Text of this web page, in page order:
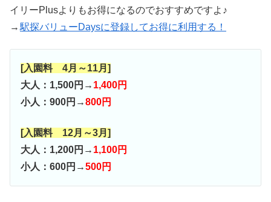
イリーPlusよりもお得になるのでおすすめですよ♪
→ 駅探バリューDaysに登録してお得に利用する！
[入園料 4月～11月]
大人：1,500円→ 1,400円
小人：900円→800円
[入園料 12月～3月]
大人：1,200円→ 1,100円
小人：600円→500円